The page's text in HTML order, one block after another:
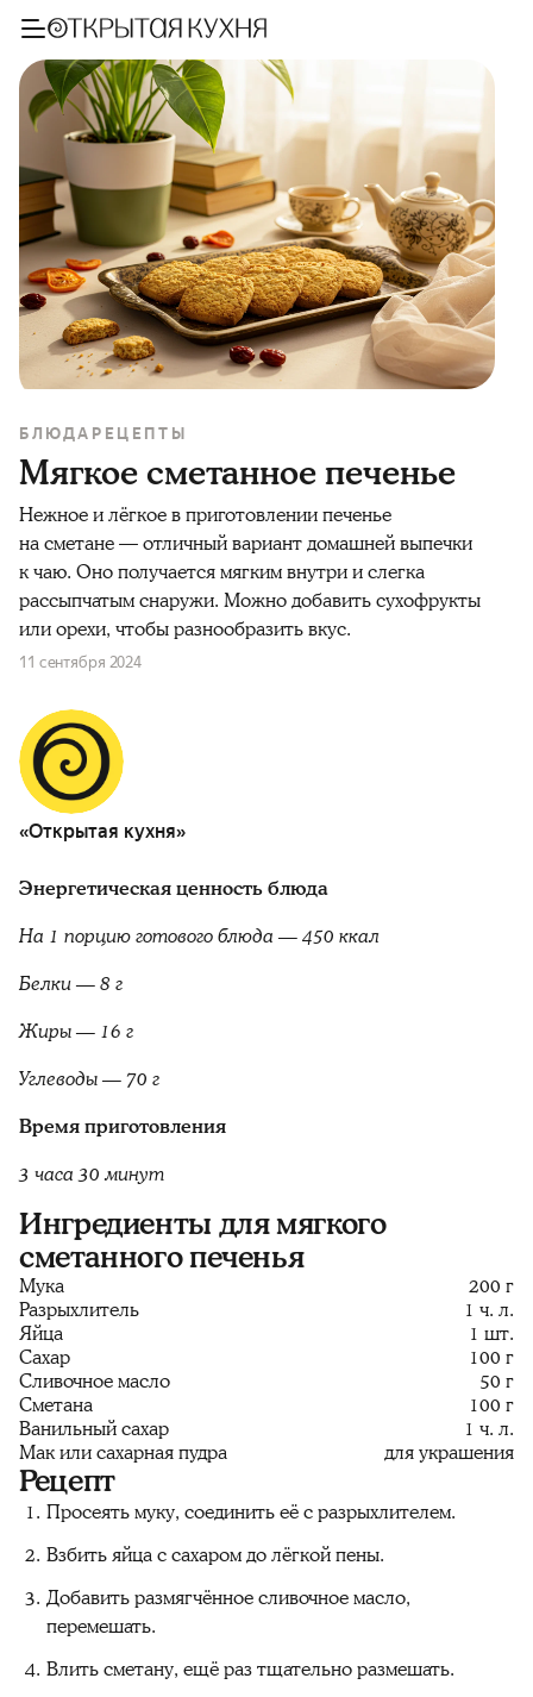
БЛЮДА РЕЦЕПТЫ
Мягкое сметанное печенье
Нежное и лёгкое в приготовлении печенье
на сметане — отличный вариант домашней выпечки
к чаю. Оно получается мягким внутри и слегка
рассыпчатым снаружи. Можно добавить сухофрукты
или орехи, чтобы разнообразить вкус.
11 сентября 2024
«Открытая кухня»
Энергетическая ценность блюда
На 1 порцию готового блюда — 450 ккал
Белки — 8 г
Жиры — 16 г
Углеводы — 70 г
Время приготовления
3 часа 30 минут
Ингредиенты для мягкого
сметанного печенья
Мука
200 г
Разрыхлитель
1 ч. л.
Яйца
1 шт.
Сахар
100 г
Сливочное масло
50 г
Сметана
100 г
Ванильный сахар
1 ч. л.
Мак или сахарная пудра
для украшения
Рецепт
Просеять муку, соединить её с разрыхлителем.
Взбить яйца с сахаром до лёгкой пены.
Добавить размягчённое сливочное масло,
перемешать.
Влить сметану, ещё раз тщательно размешать.